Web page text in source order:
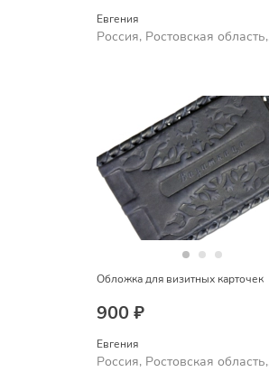
Евгения
Россия, Ростовская область,
Обложка для визитных карточек
900 ₽
Евгения
Россия, Ростовская область,